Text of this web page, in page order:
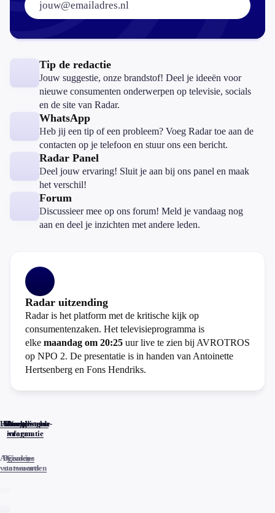
Tip de redactie
Jouw suggestie, onze brandstof! Deel je ideeën voor
nieuwe consumenten onderwerpen op televisie, socials
en de site van Radar.
WhatsApp
Heb jij een tip of een probleem? Voeg Radar toe aan de
contacten op je telefoon en stuur ons een bericht.
Radar Panel
Deel jouw ervaring! Sluit je aan bij ons panel en maak
het verschil!
Forum
Discussieer mee op ons forum! Meld je vandaag nog
aan en deel je inzichten met andere leden.
Radar uitzending
Radar is het platform met de kritische kijk op
consumentenzaken. Het televisieprogramma is
elke maandag om 20:25 uur live te zien bij AVROTROS
op NPO 2. De presentatie is in handen van Antoinette
Hertsenberg en Fons Hendriks.
Home
Actueel
Uitzendingen
Reacties
Programma-
informatie
Veelgestelde
vragen
Algemene
voorwaarden
Privacy
statements
Cookies